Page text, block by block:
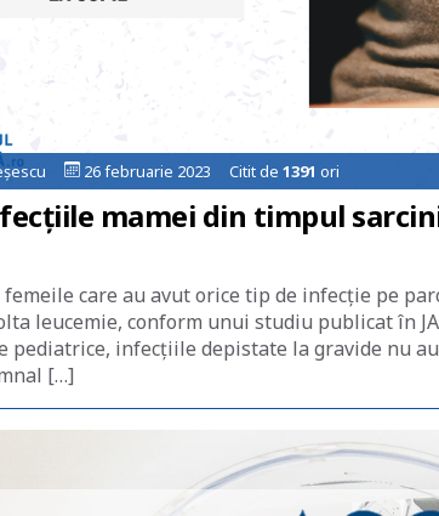
26 februarie 2023 Citit de 1391 ori
mamei din timpul
care au avut orice tip de infecţie pe
leucemie, conform unui studiu publicat în
pediatrice, infecţiile depistate la gravide nu
[…]